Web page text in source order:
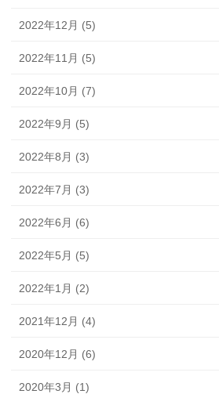
2022年12月 (5)
2022年11月 (5)
2022年10月 (7)
2022年9月 (5)
2022年8月 (3)
2022年7月 (3)
2022年6月 (6)
2022年5月 (5)
2022年1月 (2)
2021年12月 (4)
2020年12月 (6)
2020年3月 (1)